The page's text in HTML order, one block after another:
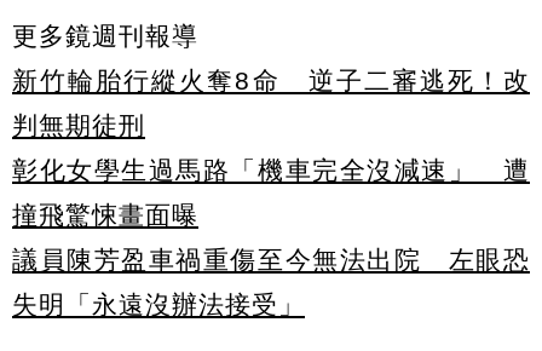
更多鏡週刊報導
新竹輪胎行縱火奪8命 逆子二審逃死！改
判無期徒刑
彰化女學生過馬路「機車完全沒減速」 遭
撞飛驚悚畫面曝
議員陳芳盈車禍重傷至今無法出院 左眼恐
失明「永遠沒辦法接受」